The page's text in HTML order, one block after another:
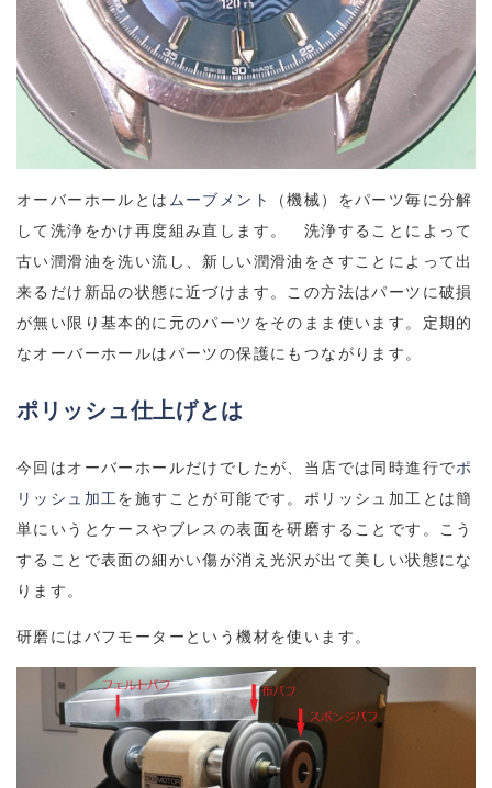
オーバーホールとは ムーブメント
（機械）をパーツ毎に分解
して洗浄をかけ再度組み直します。 洗浄することによって
古い潤滑油を洗い流し、新しい潤滑油をさすことによって出
来るだけ新品の状態に近づけます。この方法はパーツに破損
が無い限り基本的に元のパーツをそのまま使います。定期的
なオーバーホールはパーツの保護にもつながります。
ポリッシュ仕上げとは
今回はオーバーホールだけでしたが、当店では同時進行でポ
リッシュ加工を施すことが可能です。ポリッシュ加工とは簡
単にいうとケースやブレスの表面を研磨することです。こう
することで表面の細かい傷が消え光沢が出て美しい状態にな
ります。
研磨にはバフモーターという機材を使います。